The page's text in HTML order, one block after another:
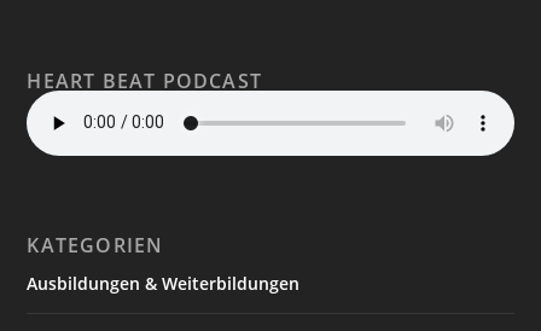
HEART BEAT PODCAST
KATEGORIEN
Ausbildungen & Weiterbildungen